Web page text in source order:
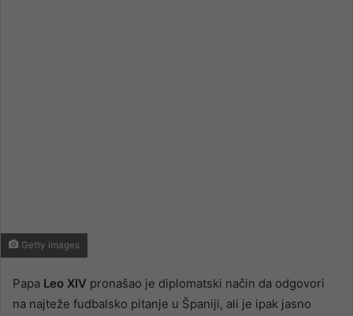
Getty images
Papa Leo XIV pronašao je diplomatski način da odgovori
na najteže fudbalsko pitanje u Španiji, ali je ipak jasno